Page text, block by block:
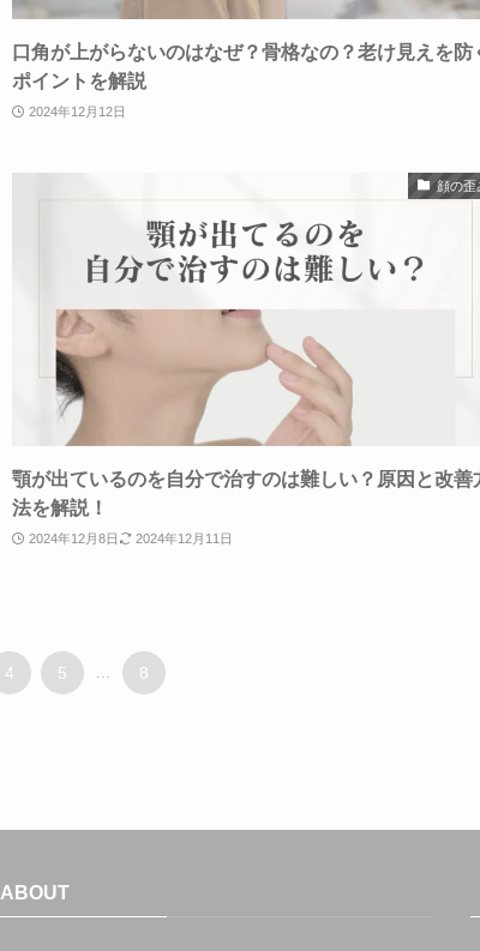
口角が上がらないのはなぜ？骨格なの？老け見えを防
ポイントを解説
2024年12月12日
顔の歪
顎が出ているのを自分で治すのは難しい？原因と改善
法を解説！
2024年12月8日 2024年12月11日
4 5 8
ABOUT